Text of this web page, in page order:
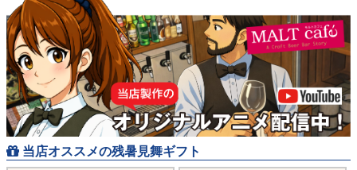
当店オススメの残暑見舞ギフト